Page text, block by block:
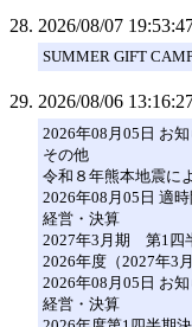
2026/08/07
SUMMER GIFT
2026/08/06
2026年08月05日 お
その他
令和８年熊本地震に
2026年08月05日 適
経営・決算
2027年3月期 第1四
2026年度（2027年3
2026年08月05日 お
経営・決算